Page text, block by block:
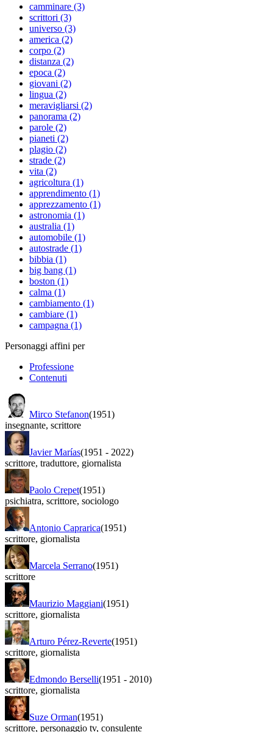
camminare (3)
scrittori (3)
universo (3)
america (2)
corpo (2)
distanza (2)
epoca (2)
giovani (2)
lingua (2)
meravigliarsi (2)
panorama (2)
parole (2)
pianeti (2)
plagio (2)
strade (2)
vita (2)
agricoltura (1)
apprendimento (1)
apprezzamento (1)
astronomia (1)
australia (1)
automobile (1)
autostrade (1)
bibbia (1)
big bang (1)
boston (1)
calma (1)
cambiamento (1)
cambiare (1)
campagna (1)
Personaggi affini per
Professione
Contenuti
Mirco Stefanon(1951)
insegnante, scrittore
Javier Marías(1951 - 2022)
scrittore, traduttore, giornalista
Paolo Crepet(1951)
psichiatra, scrittore, sociologo
Antonio Caprarica(1951)
scrittore, giornalista
Marcela Serrano(1951)
scrittore
Maurizio Maggiani(1951)
scrittore, giornalista
Arturo Pérez-Reverte(1951)
scrittore, giornalista
Edmondo Berselli(1951 - 2010)
scrittore, giornalista
Suze Orman(1951)
scrittore, personaggio tv, consulente